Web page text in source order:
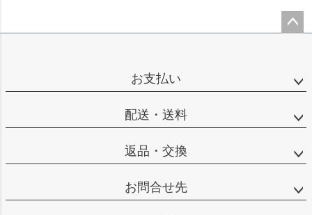
お支払い
配送・送料
返品・交換
お問合せ先